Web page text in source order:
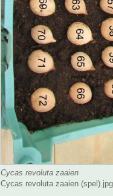
Cycas revoluta zaaien
Cycas revoluta zaaien